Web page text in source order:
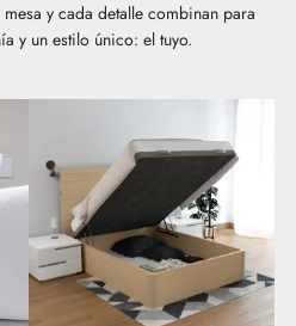
y cada detalle combinan para
y un estilo único: el tuyo.